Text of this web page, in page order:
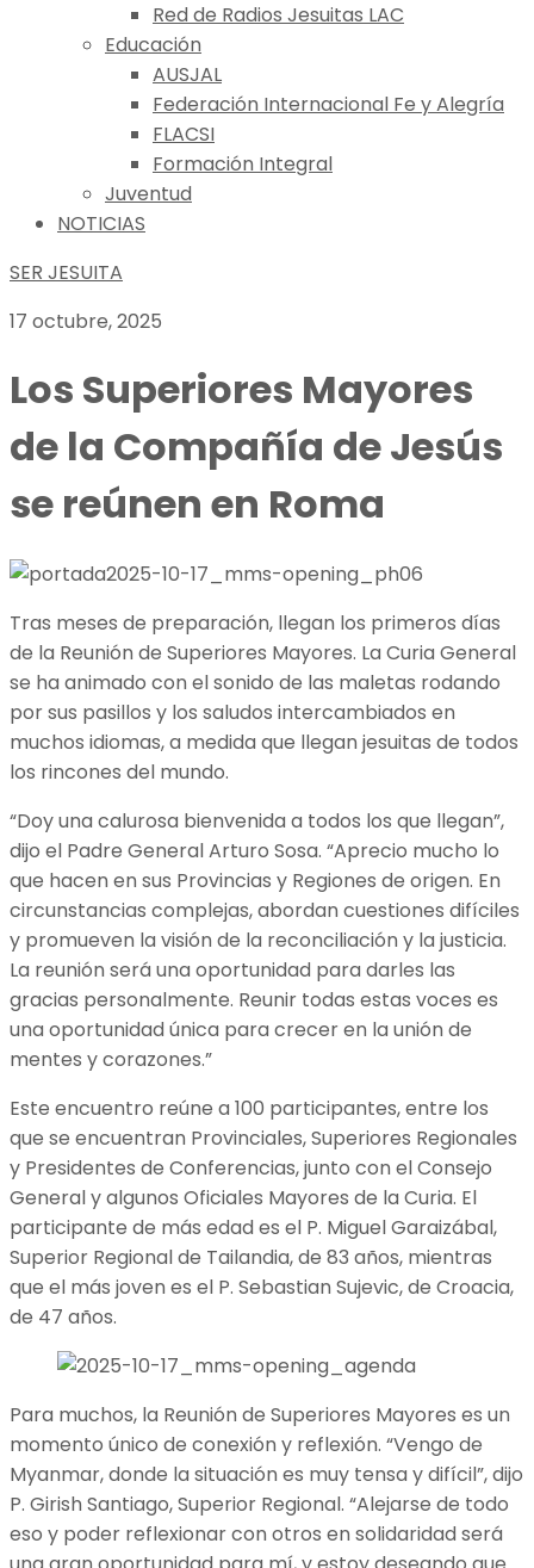
Red de Radios Jesuitas LAC
Educación
AUSJAL
Federación Internacional Fe y Alegría
FLACSI
Formación Integral
Juventud
NOTICIAS
SER JESUITA
17 octubre, 2025
Los Superiores Mayores
de la Compañía de Jesús
se reúnen en Roma
Tras meses de preparación, llegan los primeros días
de la Reunión de Superiores Mayores. La Curia General
se ha animado con el sonido de las maletas rodando
por sus pasillos y los saludos intercambiados en
muchos idiomas, a medida que llegan jesuitas de todos
los rincones del mundo.
“Doy una calurosa bienvenida a todos los que llegan”,
dijo el Padre General Arturo Sosa. “Aprecio mucho lo
que hacen en sus Provincias y Regiones de origen. En
circunstancias complejas, abordan cuestiones difíciles
y promueven la visión de la reconciliación y la justicia.
La reunión será una oportunidad para darles las
gracias personalmente. Reunir todas estas voces es
una oportunidad única para crecer en la unión de
mentes y corazones.”
Este encuentro reúne a 100 participantes, entre los
que se encuentran Provinciales, Superiores Regionales
y Presidentes de Conferencias, junto con el Consejo
General y algunos Oficiales Mayores de la Curia. El
participante de más edad es el P. Miguel Garaizábal,
Superior Regional de Tailandia, de 83 años, mientras
que el más joven es el P. Sebastian Sujevic, de Croacia,
de 47 años.
Para muchos, la Reunión de Superiores Mayores es un
momento único de conexión y reflexión. “Vengo de
Myanmar, donde la situación es muy tensa y difícil”, dijo
P. Girish Santiago, Superior Regional. “Alejarse de todo
eso y poder reflexionar con otros en solidaridad será